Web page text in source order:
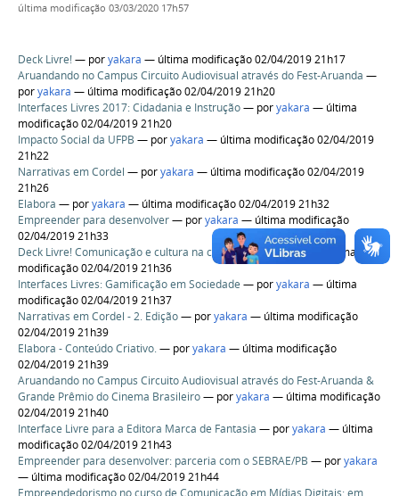
última modificação 03/03/2020 17h57
Deck Livre!— poryakara — última modificação 02/04/2019 21h17
Aruandando no Campus Circuito Audiovisual através do Fest-Aruanda —
poryakara — última modificação 02/04/2019 21h20
Interfaces Livres 2017: Cidadania e Instrução— poryakara — última
modificação 02/04/2019 21h20
Impacto Social da UFPB — poryakara — última modificação 02/04/2019
21h22
Narrativas em Cordel — poryakara — última modificação 02/04/2019
21h26
Elabora — poryakara — última modificação 02/04/2019 21h32
Empreender para desenvolver— poryakara — última modificação
02/04/2019 21h33
Deck Livre! Comunicação e cultura na cidade—poryakara
— última
modificação 02/04/2019 21h36
Interfaces Livres: Gamificação em Sociedade — poryakara — última
modificação 02/04/2019 21h37
Narrativas em Cordel - 2. Edição— poryakara — última modificação
02/04/2019 21h39
Elabora - Conteúdo Criativo.— poryakara — última modificação
02/04/2019 21h39
Aruandando no Campus Circuito Audiovisual através do Fest-Aruanda &
Grande Prêmio do Cinema Brasileiro— poryakara — última modificação
02/04/2019 21h40
Interface Livre para a Editora Marca de Fantasia — poryakara — última
modificação 02/04/2019 21h43
Empreender para desenvolver: parceria com o SEBRAE/PB — poryakara
— última modificação 02/04/2019 21h44